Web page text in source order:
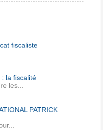
fiscaliste
: la fiscalité
les...
PATRICK